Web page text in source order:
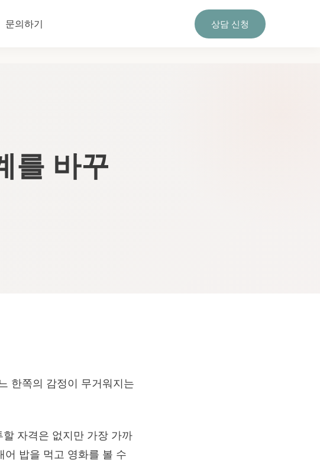
문의하기 상담 신청
를 바꾸
한쪽의 감정이 무거워지는
할 자격은 없지만 가장 가까
어 밥을 먹고 영화를 볼 수